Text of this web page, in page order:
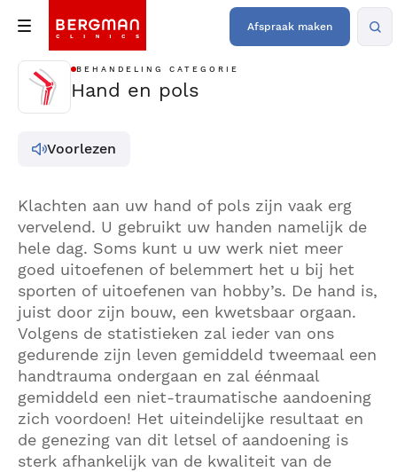
Afspraak maken
BEHANDELING CATEGORIE
Hand en pols
Voorlezen
Klachten aan uw hand of pols zijn vaak erg
vervelend. U gebruikt uw handen namelijk de
hele dag. Soms kunt u uw werk niet meer
goed uitoefenen of belemmert het u bij het
sporten of uitoefenen van hobby’s. De hand is,
juist door zijn bouw, een kwetsbaar orgaan.
Volgens de statistieken zal ieder van ons
gedurende zijn leven gemiddeld tweemaal een
handtrauma ondergaan en zal éénmaal
gemiddeld een niet-traumatische aandoening
zich voordoen! Het uiteindelijke resultaat en
de genezing van dit letsel of aandoening is
sterk afhankelijk van de kwaliteit van de